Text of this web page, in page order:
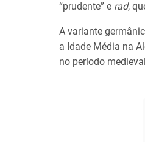
“prudente” e rad,
A variante
a Idade Média na
no período